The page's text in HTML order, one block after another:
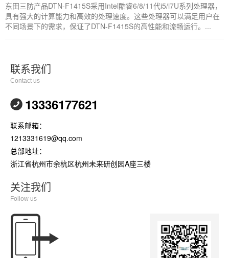
东田三防产品DTN-F1415S采用Intel酷睿6/8/11代i5/i7U系列处理器，
具有强大的计算能力和高效的处理速度。这些处理器可以满足用户在
不同场景下的需求，保证了DTN-F1415S的高性能和流畅运行。...
联系我们
Contact us
13336177621
联系邮箱：
1213331619@qq.com
总部地址：
浙江省杭州市余杭区杭州未来研创园A座三楼
关注我们
Follow us